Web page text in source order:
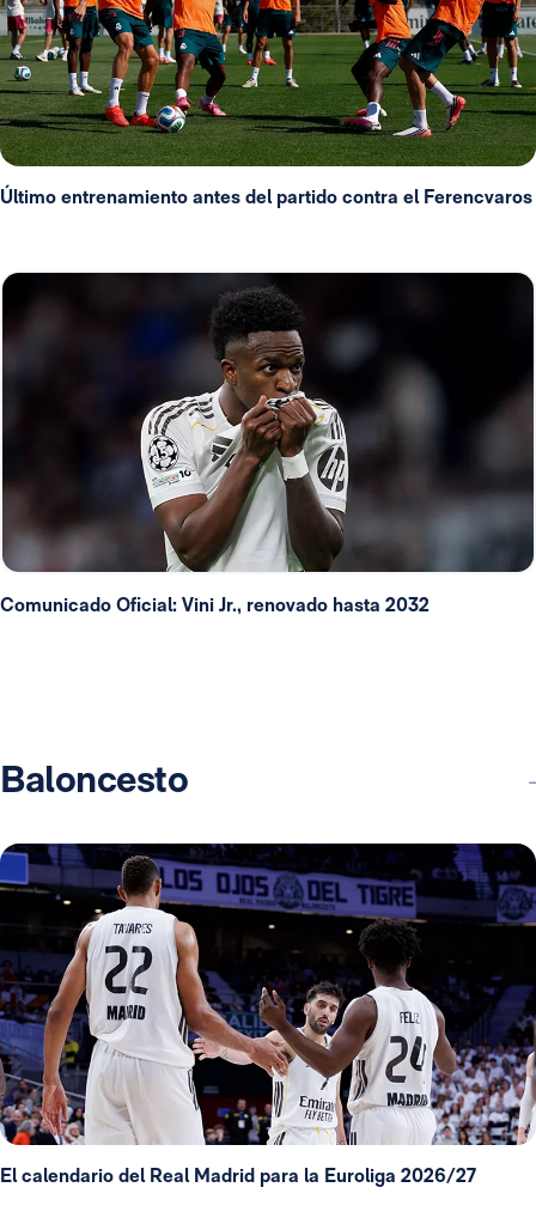
Último entrenamiento antes del partido contra el Ferencvaros
Comunicado Oficial: Vini Jr., renovado hasta 2032
Baloncesto
El calendario del Real Madrid para la Euroliga 2026/27